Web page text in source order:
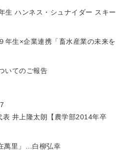
ハンネス・シュナイダー スキー
生×企業連携「畜水産業の未来を
いてのご報告
表 井上隆太朗【農学部2014年卒
里」…白柳弘幸